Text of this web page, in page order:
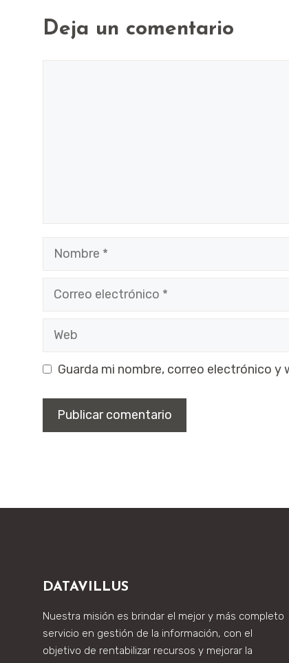
Deja un comentario
Nombre
Correo
electrónico
Web
Guarda mi nombre, correo electrónico
DATAVILLUS
Nuestra misión es brindar el mejor y más completo
servicio en gestión de la información, con el
objetivo de rentabilizar recursos y mejorar la